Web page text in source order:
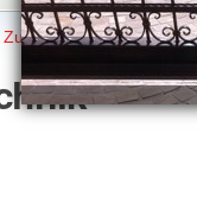
Zubehör ›Megadoor